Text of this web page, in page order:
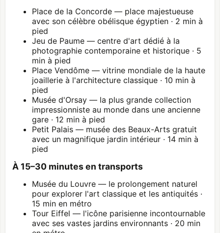
Place de la Concorde — place majestueuse
avec son célèbre obélisque égyptien · 2 min à
pied
Jeu de Paume — centre d'art dédié à la
photographie contemporaine et historique · 5
min à pied
Place Vendôme — vitrine mondiale de la haute
joaillerie à l'architecture classique · 10 min à
pied
Musée d'Orsay — la plus grande collection
impressionniste au monde dans une ancienne
gare · 12 min à pied
Petit Palais — musée des Beaux-Arts gratuit
avec un magnifique jardin intérieur · 14 min à
pied
À 15–30 minutes en transports
Musée du Louvre — le prolongement naturel
pour explorer l'art classique et les antiquités ·
15 min en métro
Tour Eiffel — l'icône parisienne incontournable
avec ses vastes jardins environnants · 20 min